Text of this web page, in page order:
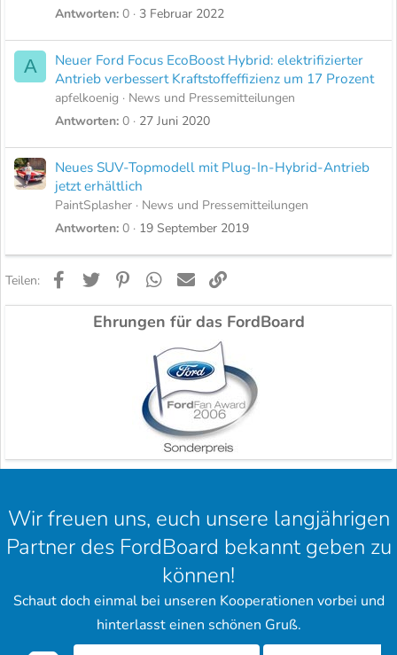
Antworten 0 3 Februar 2022
A
Neuer Ford Focus EcoBoost Hybrid: elektrifizierter
Antrieb verbessert Kraftstoffeffizienz um 17 Prozent
apfelkoenig
News und Pressemitteilungen
Antworten 0 27 Juni 2020
Neues SUV-Topmodell mit Plug-In-Hybrid-Antrieb
jetzt erhältlich
PaintSplasher
News und Pressemitteilungen
Antworten 0 19 September 2019
Teilen: FacebookTwitter PinterestWhatsApp
E-Mail
Ehrungen für das FordBoard
Wir freuen uns, euch unsere langjährigen
Partner des FordBoard bekannt geben zu
können!
Schaut doch einmal bei unseren Kooperationen vorbei und
hinterlasst einen schönen Gruß.